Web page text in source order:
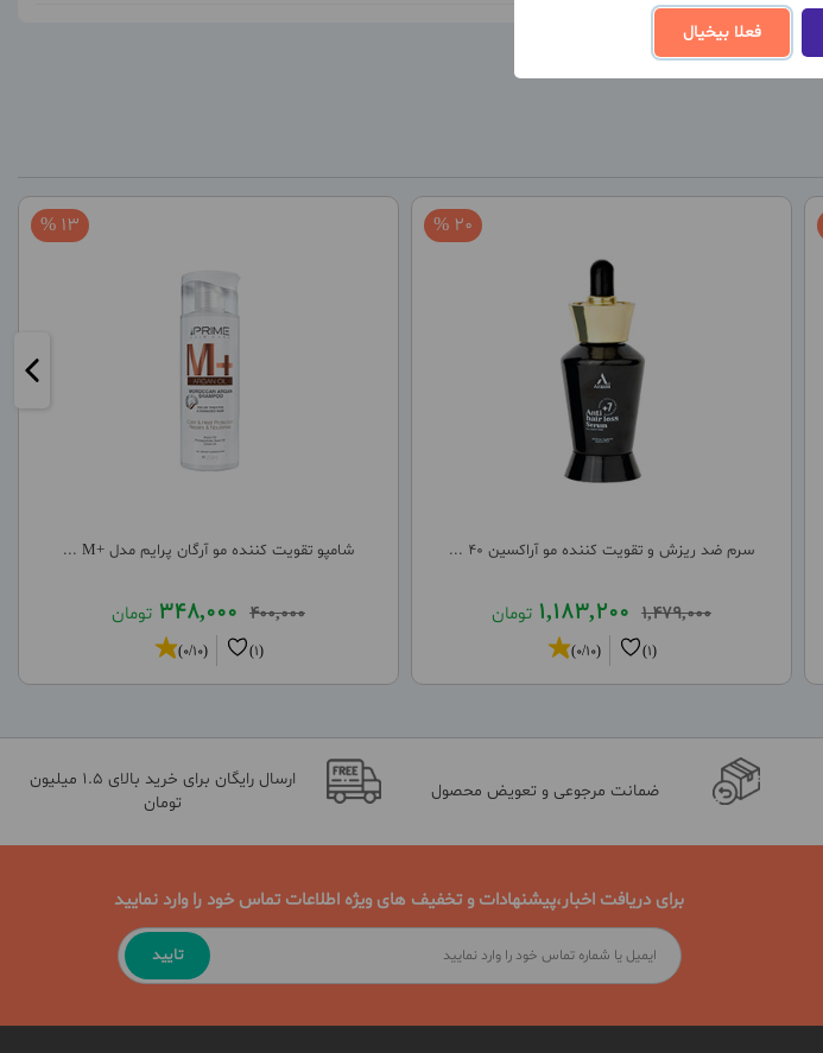
شامپو تقویت کننده مو آرگان پرایم مدل +M ...
400,000
348,000 تومان
13 %
(1)
(0/10)
سرم ضد ریزش و تقویت کننده مو آراکسین 40 ...
1,479,000
1,183,200 تومان
20 %
(1)
(0/10)
ضمانت مرجوعی و تعویض محصول
ارسال رایگان برای خرید بالای 1.5 میلیون
تومان
برای دریافت اخبار،پیشنهادات و تخفیف های ویژه اطلاعات تماس خود را وارد نمایید
تایید
فعلا بیخیال